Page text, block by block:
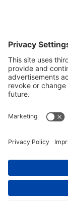
Sì, confermo di
essere informato
Utilizziamo
Completando e
elaborate in
di vendita e
Trasformatore
l trasformatore
CORRENTE